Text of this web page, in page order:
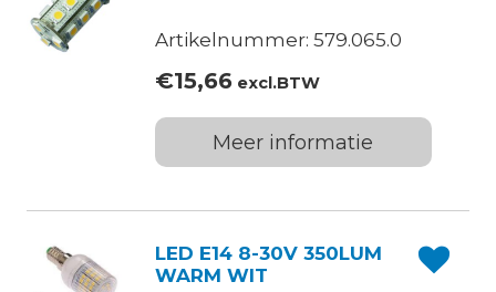
Artikelnummer: 579.065.0
€15,66excl.BTW
Meer informatie
LED E14 8-30V 350LUM
WARM WIT